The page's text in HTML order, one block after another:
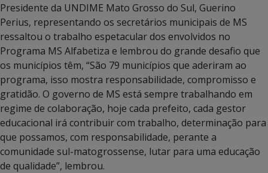
Presidente da UNDIME Mato Grosso do Sul, Guerino
Perius, representando os secretários municipais de MS
ressaltou o trabalho espetacular dos envolvidos no
Programa MS Alfabetiza e lembrou do grande desafio que
os municípios têm, “São 79 municípios que aderiram ao
programa, isso mostra responsabilidade, compromisso e
gratidão. O governo de MS está sempre trabalhando em
regime de colaboração, hoje cada prefeito, cada gestor
educacional irá contribuir com trabalho, determinação para
que possamos, com responsabilidade, perante a
comunidade sul-matogrossense, lutar para uma educação
de qualidade”, lembrou.